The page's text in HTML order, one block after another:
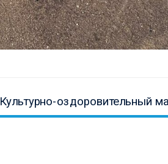
запись:
Культурно-оздоровительный